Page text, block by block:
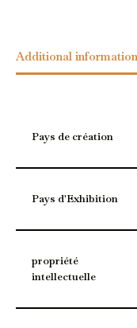
Additional information
Pays de création
Pays d'Exhibition
propriété
intellectuelle